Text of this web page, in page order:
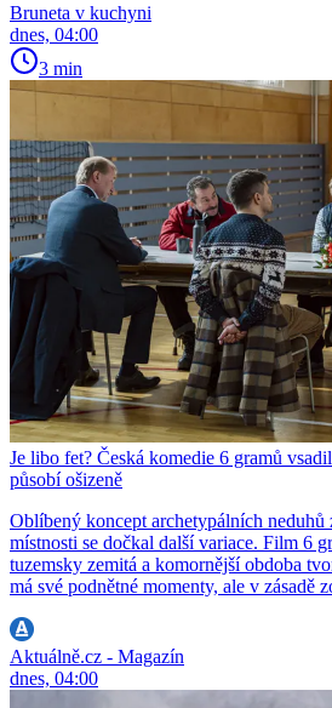
Bruneta v kuchyni
dnes, 04:00
3 min
Je libo fet? Česká komedie 6 gramů
působí ošizeně
Oblíbený koncept archetypálních neduhů
místnosti se dočkal další variace. Film 6
tuzemsky zemitá a komornější obdoba
má své podnětné momenty, ale v zásadě
Aktuálně.cz - Magazín
dnes, 04:00